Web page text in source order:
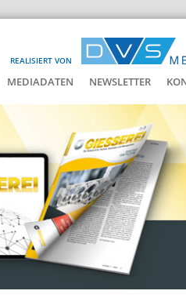
REALISIERT VON
MEDIADATEN NEWSLETTER